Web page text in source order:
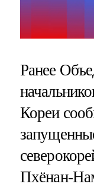
Ранее
Кореи
Пхёнан-